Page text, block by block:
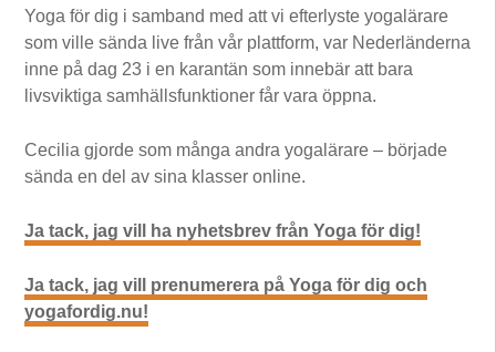
Yoga för dig i samband med att vi efterlyste yogalärare
som ville sända live från vår plattform, var Nederländerna
inne på dag 23 i en karantän som innebär att bara
livsviktiga samhällsfunktioner får vara öppna.
Cecilia gjorde som många andra yogalärare – började
sända en del av sina klasser online.
Ja tack, jag vill ha nyhetsbrev från Yoga för dig!
Ja tack, jag vill prenumerera på Yoga för dig och
yogafordig.nu!